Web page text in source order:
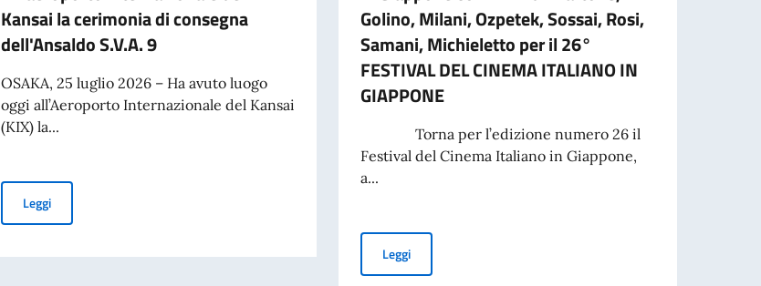
Kansai la cerimonia di consegna
dell'Ansaldo S.V.A. 9
OSAKA, 25 luglio 2026 – Ha avuto luogo
oggi all’Aeroporto Internazionale del Kansai
(KIX) la...
LeggiCOMUNICATO STAMPA - All'aeroporto internazionale del Kansai la cerimonia di consegna dell'Ansaldo S.V.A. 9
Golino, Milani, Ozpetek, Sossai, Rosi,
Samani, Michieletto per il 26°
FESTIVAL DEL CINEMA ITALIANO IN
GIAPPONE
Torna per l’edizione numero 26 il
Festival del Cinema Italiano in Giappone,
a...
LeggiIl meglio di un anno di cinema italiano in Giappone con i film di